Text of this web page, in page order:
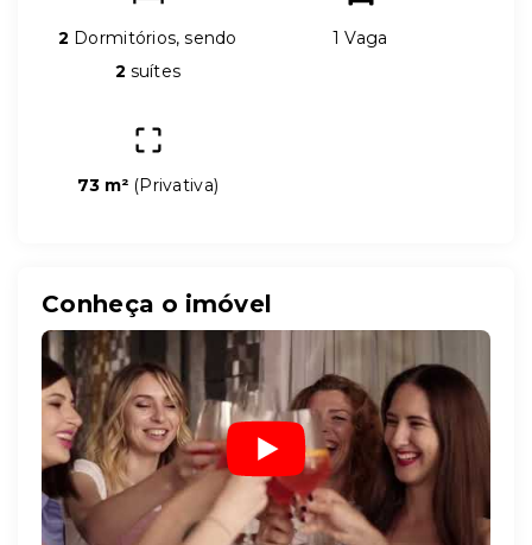
2 Dormitórios, sendo
2 suítes
1 Vaga
73 m² (Privativa)
Conheça o imóvel